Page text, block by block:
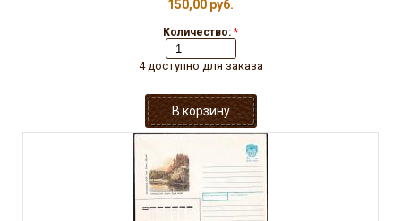
150,00 руб.
Количество: *
4 доступно для заказа